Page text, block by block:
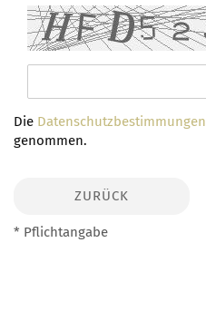
Die Datenschutzbestimmungen
genommen.
ZURÜCK
* Pflichtangabe